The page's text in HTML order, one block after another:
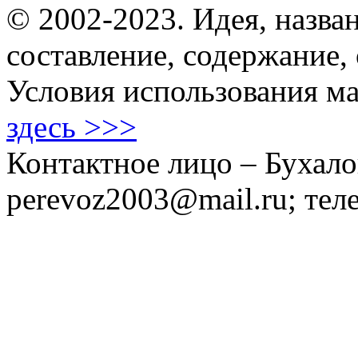
© 2002-2023. Идея,
составление,
Условия использования
здесь >>>
Контактное лицо –
perevoz2003@mail.ru;